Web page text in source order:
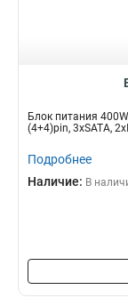
Блок питания
(4+4)pin, 3xSATA,
Подробнее
Наличие: В